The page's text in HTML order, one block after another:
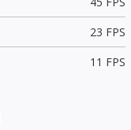
23 FPS
11 FPS